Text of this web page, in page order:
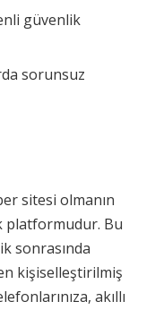
güvenlik
sorunsuz
sitesi olmanın
platformudur. Bu
sonrasında
kişiselleştirilmiş
akıllı